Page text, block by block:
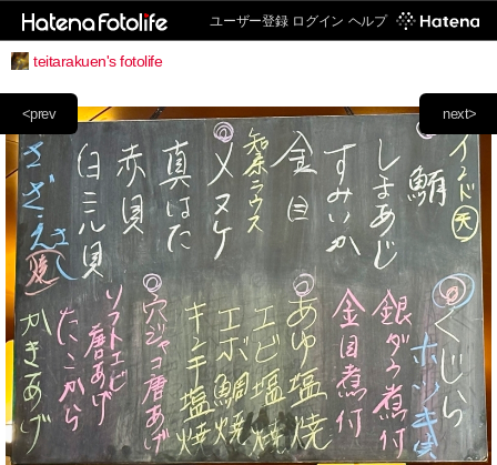
ユーザー登録 ログイン ヘルプ
teitarakuen's fotolife
next>
<prev